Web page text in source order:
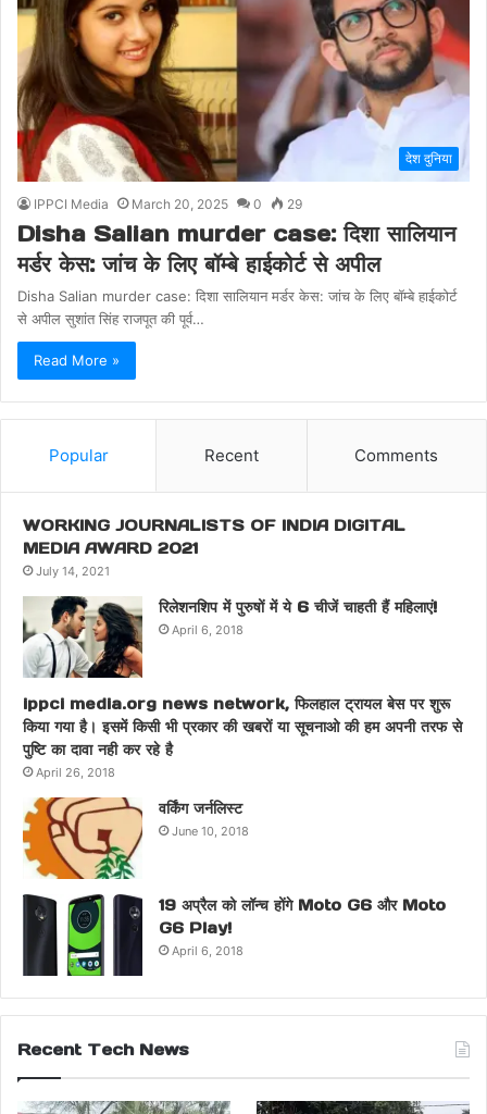
देश दुनिया
IPPCI Media March 20, 2025 0 29
Disha Salian murder case: दिशा सालियान
मर्डर केस: जांच के लिए बॉम्बे हाईकोर्ट से अपील
Disha Salian murder case: दिशा सालियान मर्डर केस: जांच के लिए बॉम्बे हाईकोर्ट
से अपील सुशांत सिंह राजपूत की पूर्व…
Read More »
Popular Recent Comments
WORKING JOURNALISTS OF INDIA DIGITAL
MEDIA AWARD 2021
July 14, 2021
रिलेशनशिप में पुरुषों में ये 6 चीजें चाहती हैं महिलाएं!
April 6, 2018
ippci media.org news network, फिलहाल ट्रायल बेस पर शुरू
किया गया है। इसमें किसी भी प्रकार की खबरों या सूचनाओ की हम अपनी तरफ से
पुष्टि का दावा नही कर रहे है
April 26, 2018
वर्किंग जर्नलिस्ट
June 10, 2018
19 अप्रैल को लॉन्च होंगे Moto G6 और Moto
G6 Play!
April 6, 2018
Recent Tech News